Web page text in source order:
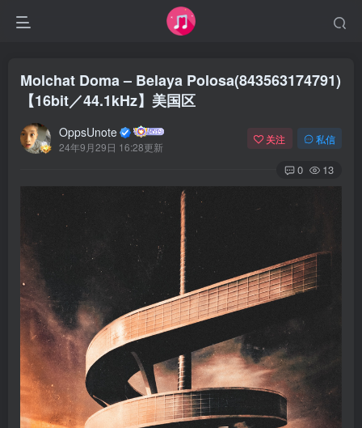
Molchat Doma – Belaya Polosa(843563174791)
【16bit／44.1kHz】美国区
OppsUnote
24年9月29日 16:28更新
关注 私信
0 13